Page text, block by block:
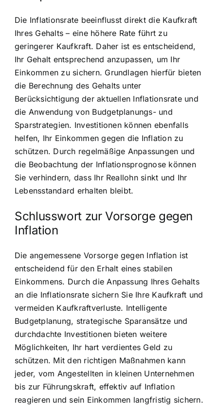
Die Inflationsrate beeinflusst direkt die Kaufkraft
Ihres Gehalts – eine höhere Rate führt zu
geringerer Kaufkraft. Daher ist es entscheidend,
Ihr Gehalt entsprechend anzupassen, um Ihr
Einkommen zu sichern. Grundlagen hierfür bieten
die Berechnung des Gehalts unter
Berücksichtigung der aktuellen Inflationsrate und
die Anwendung von Budgetplanungs- und
Sparstrategien. Investitionen können ebenfalls
helfen, Ihr Einkommen gegen die Inflation zu
schützen. Durch regelmäßige Anpassungen und
die Beobachtung der Inflationsprognose können
Sie verhindern, dass Ihr Reallohn sinkt und Ihr
Lebensstandard erhalten bleibt.
Schlusswort zur Vorsorge gegen
Inflation
Die angemessene Vorsorge gegen Inflation ist
entscheidend für den Erhalt eines stabilen
Einkommens. Durch die Anpassung Ihres Gehalts
an die Inflationsrate sichern Sie Ihre Kaufkraft und
vermeiden Kaufkraftverluste. Intelligente
Budgetplanung, strategische Sparansätze und
durchdachte Investitionen bieten weitere
Möglichkeiten, Ihr hart verdientes Geld zu
schützen. Mit den richtigen Maßnahmen kann
jeder, vom Angestellten in kleinen Unternehmen
bis zur Führungskraft, effektiv auf Inflation
reagieren und sein Einkommen langfristig sichern.